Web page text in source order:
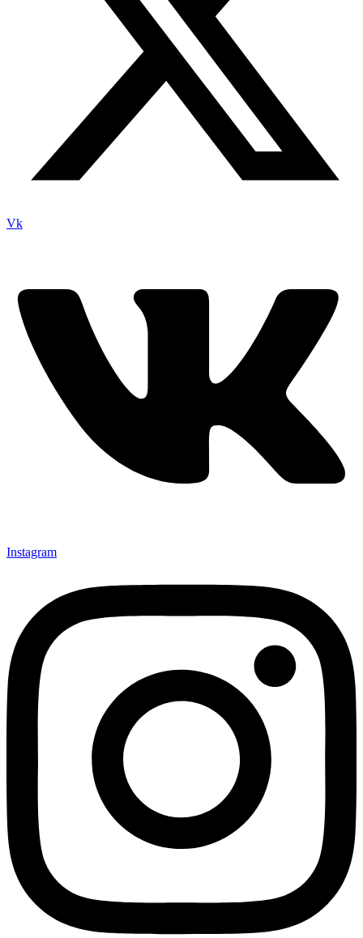
Vk
Instagram